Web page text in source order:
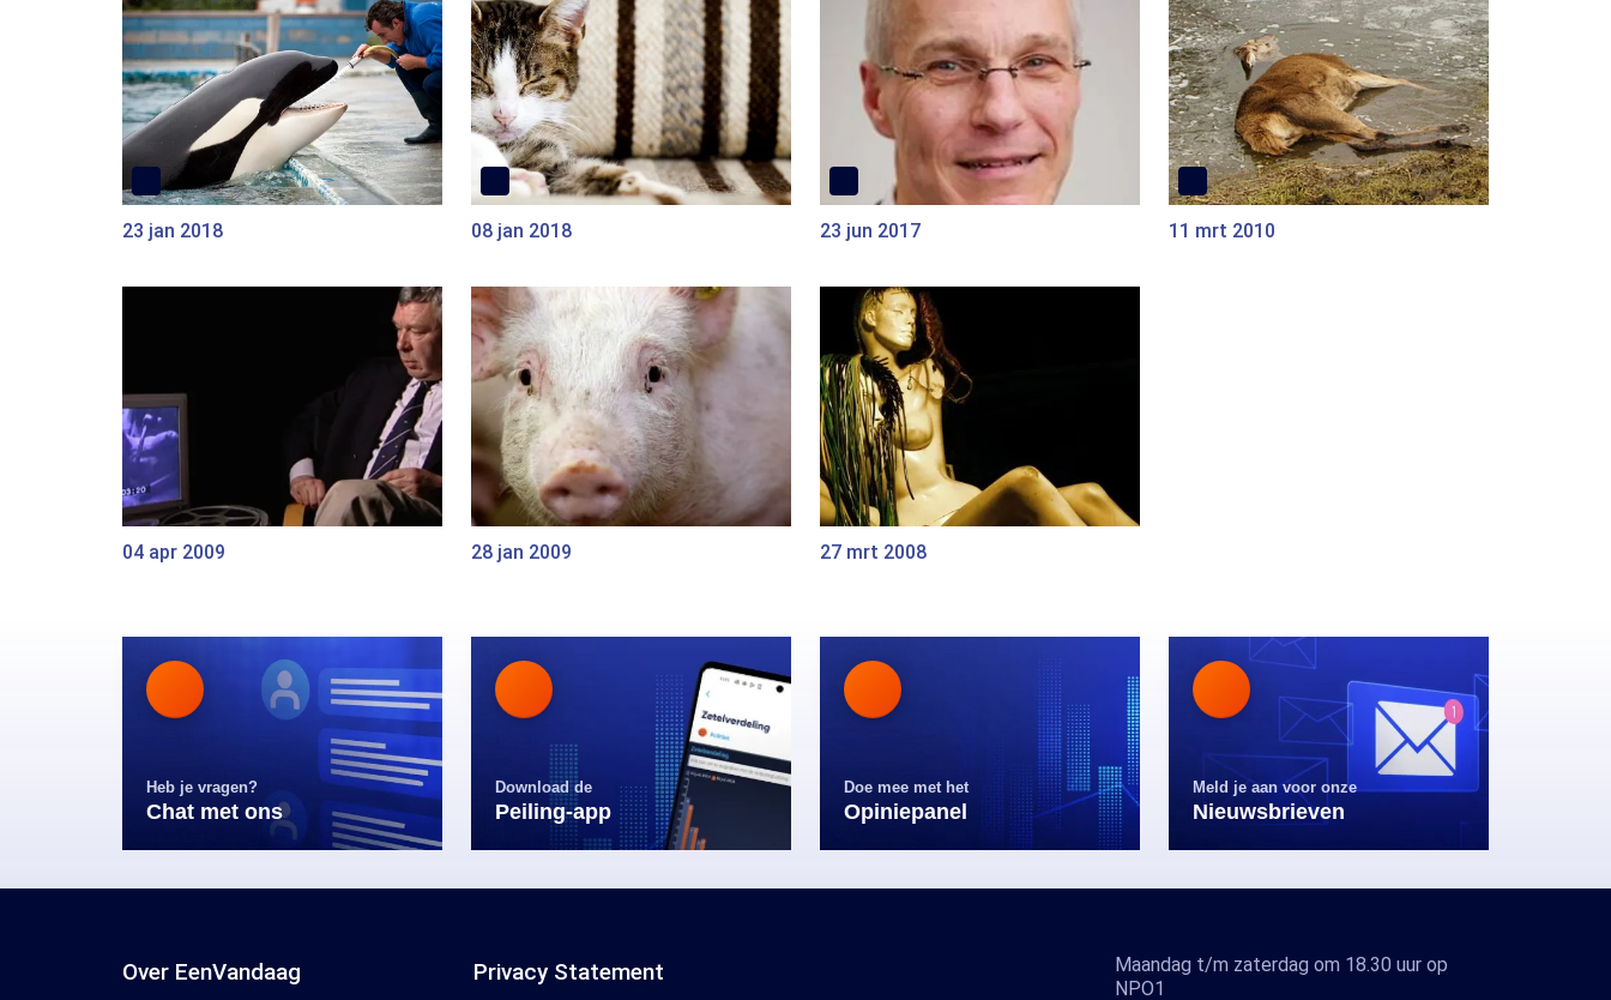
23 jan 2018 08 jan 2018 23 jun 2017 11 mrt 2010
04 apr 2009 28 jan 2009 27 mrt 2008
Heb je vragen?
Chat met ons
Download de
Peiling-app
Doe mee met het
Opiniepanel
Meld je aan voor onze
Nieuwsbrieven
Over EenVandaag Privacy Statement
Maandag t/m zaterdag om 18.30 uur op
NPO1